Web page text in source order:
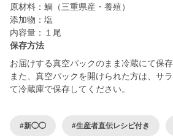
原材料：鯛（三重県産・養殖）
添加物：塩
内容量：１尾
保存方法
お届けする真空パックのまま冷蔵にて保存
また、真空パックを開けられた方は、サ
て冷蔵庫で保存してください。
#新◯◯ #生産者直伝レシピ付き